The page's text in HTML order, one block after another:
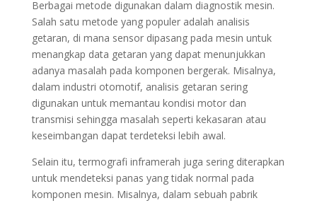
Berbagai metode digunakan dalam diagnostik mesin.
Salah satu metode yang populer adalah analisis
getaran, di mana sensor dipasang pada mesin untuk
menangkap data getaran yang dapat menunjukkan
adanya masalah pada komponen bergerak. Misalnya,
dalam industri otomotif, analisis getaran sering
digunakan untuk memantau kondisi motor dan
transmisi sehingga masalah seperti kekasaran atau
keseimbangan dapat terdeteksi lebih awal.
Selain itu, termografi inframerah juga sering diterapkan
untuk mendeteksi panas yang tidak normal pada
komponen mesin. Misalnya, dalam sebuah pabrik